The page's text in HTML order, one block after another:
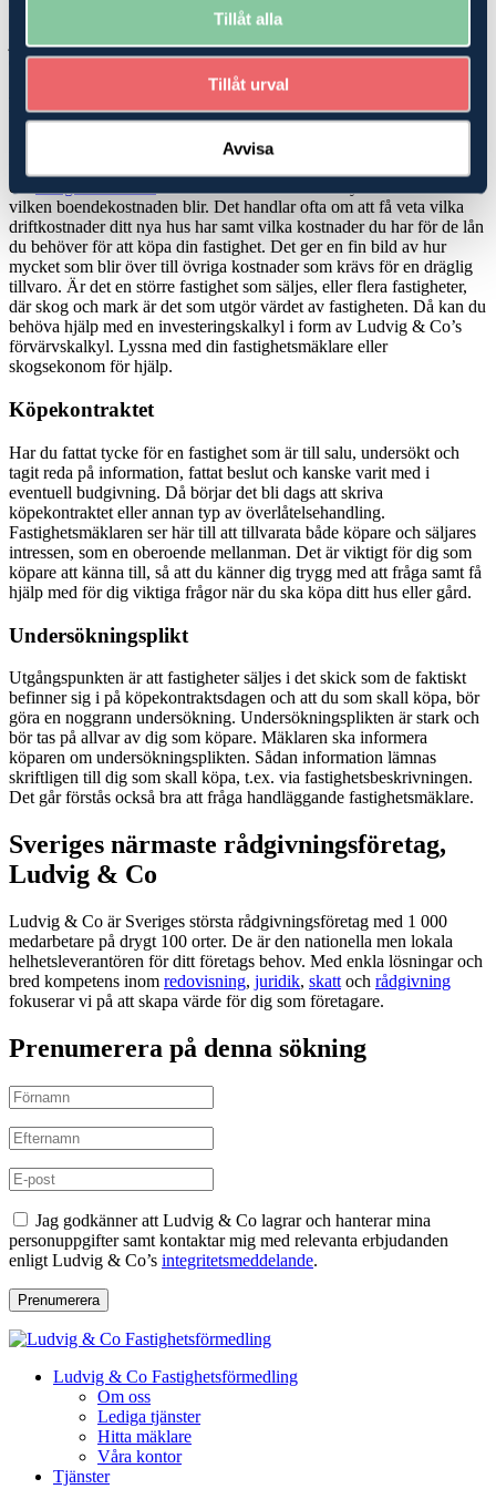
Tillåt alla
Tillåt urval
Avvisa
planer? Vi har experter på skatterätt, ekonomi, rådgivning och
juridik, som kan hjälpa dig att hitta den bästa möjliga lösningen när
du ska köpaskogeller jordbruk-/lantbruksfastighet.
Köp- och investeringskalkyler
Köper du en mindre fastighet, en så kallad avstyckad gård där det
din
vilken boendekostnaden blir. Det handlar ofta om att få veta vilka
driftkostnader ditt nya hus har samt vilka kostnader du har för de lån
du behöver för att köpa din fastighet. Det ger en fin bild av hur
mycket som blir över till övriga kostnader som krävs för en dräglig
tillvaro. Är det en större fastighet som säljes, eller flera fastigheter,
där skog och mark är det som utgör värdet av fastigheten. Då kan du
behöva hjälp med en investeringskalkyl i form av Ludvig & Co’s
förvärvskalkyl. Lyssna med din fastighetsmäklare eller
skogsekonom för hjälp.
Köpekontraktet
Har du fattat tycke för en fastighet som är till salu, undersökt och
tagit reda på information, fattat beslut och kanske varit med i
eventuell budgivning. Då börjar det bli dags att skriva
köpekontraktet eller annan typ av överlåtelsehandling.
Fastighetsmäklaren ser här till att tillvarata både köpare och säljares
intressen, som en oberoende mellanman. Det är viktigt för dig som
köpare att känna till, så att du känner dig trygg med att fråga samt få
hjälp med för dig viktiga frågor när du ska köpa ditt hus eller gård.
Undersökningsplikt
Utgångspunkten är att fastigheter säljes i det skick som de faktiskt
befinner sig i på köpekontraktsdagen och att du som skall köpa, bör
göra en noggrann undersökning. Undersökningsplikten är stark och
bör tas på allvar av dig som köpare. Mäklaren ska informera
köparen om undersökningsplikten. Sådan information lämnas
skriftligen till dig som skall köpa, t.ex. via fastighetsbeskrivningen.
Det går förstås också bra att fråga handläggande fastighetsmäklare.
Sveriges närmaste rådgivningsföretag,
Ludvig & Co
Ludvig & Co är Sveriges största rådgivningsföretag med 1 000
medarbetare på drygt 100 orter. De är den nationella men lokala
helhetsleverantören för ditt företags behov. Med enkla lösningar och
bred kompetens inom redovisning, juridik, skatt och rådgivning
fokuserar vi på att skapa värde för dig som företagare.
Prenumerera på denna sökning
Jag godkänner att Ludvig & Co lagrar och hanterar mina
personuppgifter samt kontaktar mig med relevanta erbjudanden
enligt Ludvig & Co’s integritetsmeddelande.
Prenumerera
Ludvig & Co Fastighetsförmedling
Om oss
Lediga tjänster
Hitta mäklare
Våra kontor
Tjänster